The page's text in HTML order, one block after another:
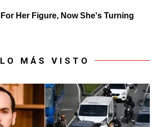
LO MÁS VISTO